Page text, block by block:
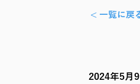
< 一覧に戻
2024年5月